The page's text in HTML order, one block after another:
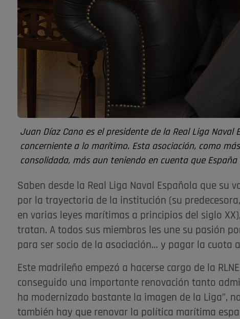
Juan Díaz Cano es el presidente de la Real Liga
concerniente a lo marítimo. Esta asociación, como
consolidada, más aun teniendo en cuenta que
Saben desde la Real Liga Naval Española que su
por la trayectoria de la institución (su
en varias leyes marítimas a principios del siglo
tratan. A todos sus miembros les une su pasión
para ser socio de la asociación… y pagar la cuota
Este madrileño empezó a hacerse cargo de la
conseguido una importante renovación tanto
ha modernizado bastante la imagen de la Liga”,
también hay que renovar la política marítima